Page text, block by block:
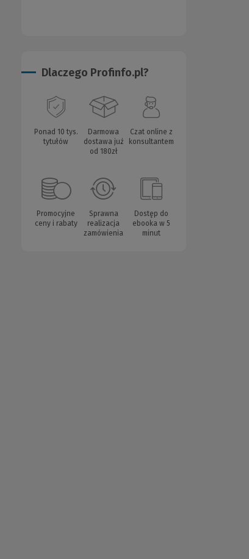
Dlaczego Profinfo.pl?
Ponad 10 tys.
tytułów
Darmowa
dostawa już
od 180zł
Czat online z
konsultantem
Promocyjne
ceny i rabaty
Sprawna
realizacja
zamówienia
Dostęp do
ebooka w 5
minut